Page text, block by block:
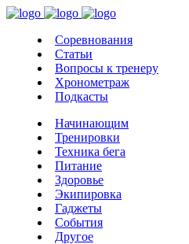
Соревнования
Статьи
Вопросы к тренеру
Хронометраж
Подкасты
Начинающим
Тренировки
Техника бега
Питание
Здоровье
Экипировка
Гаджеты
События
Другое